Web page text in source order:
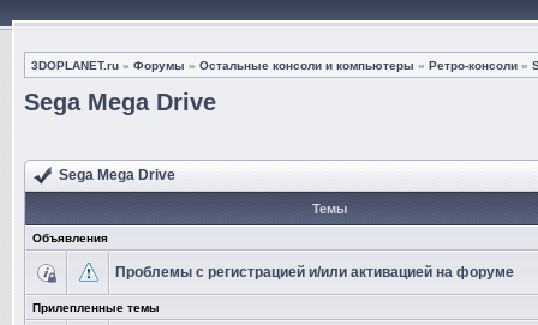
3DOPLANET.ru » Форумы » Остальные консоли и компьютеры » Ретро-консоли »
Sega Mega Drive
Sega Mega Drive
Темы
Объявления
Проблемы с регистрацией и/или активацией на форуме
Прилепленные темы